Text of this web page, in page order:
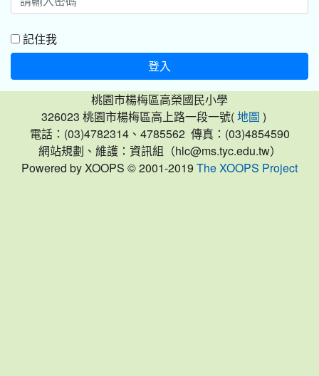
記住我
登入
桃園市楊梅區高榮國民小學
326023 桃園市楊梅區高上路一段一號( 地圖 )
電話：(03)4782314、4785562 傳真：(03)4854590
網站規劃、維護：資訊組（hlc@ms.tyc.edu.tw）
Powered by XOOPS © 2001-2019 The XOOPS Project